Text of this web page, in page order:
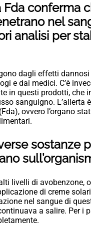
Fda conferma
nel
analisi per
dagli effetti
e dai medici. C’è
in questi prodotti, che
sanguigno.
ovvero l’organo
sostanze
livelli di avobenzone,
di creme
nel sangue di
a salire. Per i